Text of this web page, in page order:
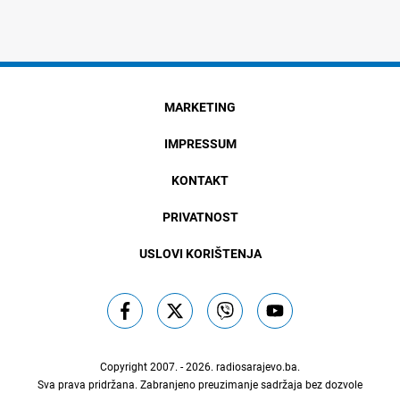
MARKETING
IMPRESSUM
KONTAKT
PRIVATNOST
USLOVI KORIŠTENJA
Copyright 2007. - 2026. radiosarajevo.ba.
Sva prava pridržana. Zabranjeno preuzimanje sadržaja bez dozvole